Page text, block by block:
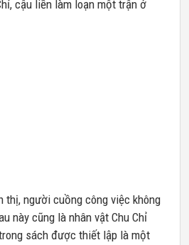
cậu liền làm loạn một trận ở
thị, người cuồng công việc không
này cũng là nhân vật Chu Chỉ
sách được thiết lập là một